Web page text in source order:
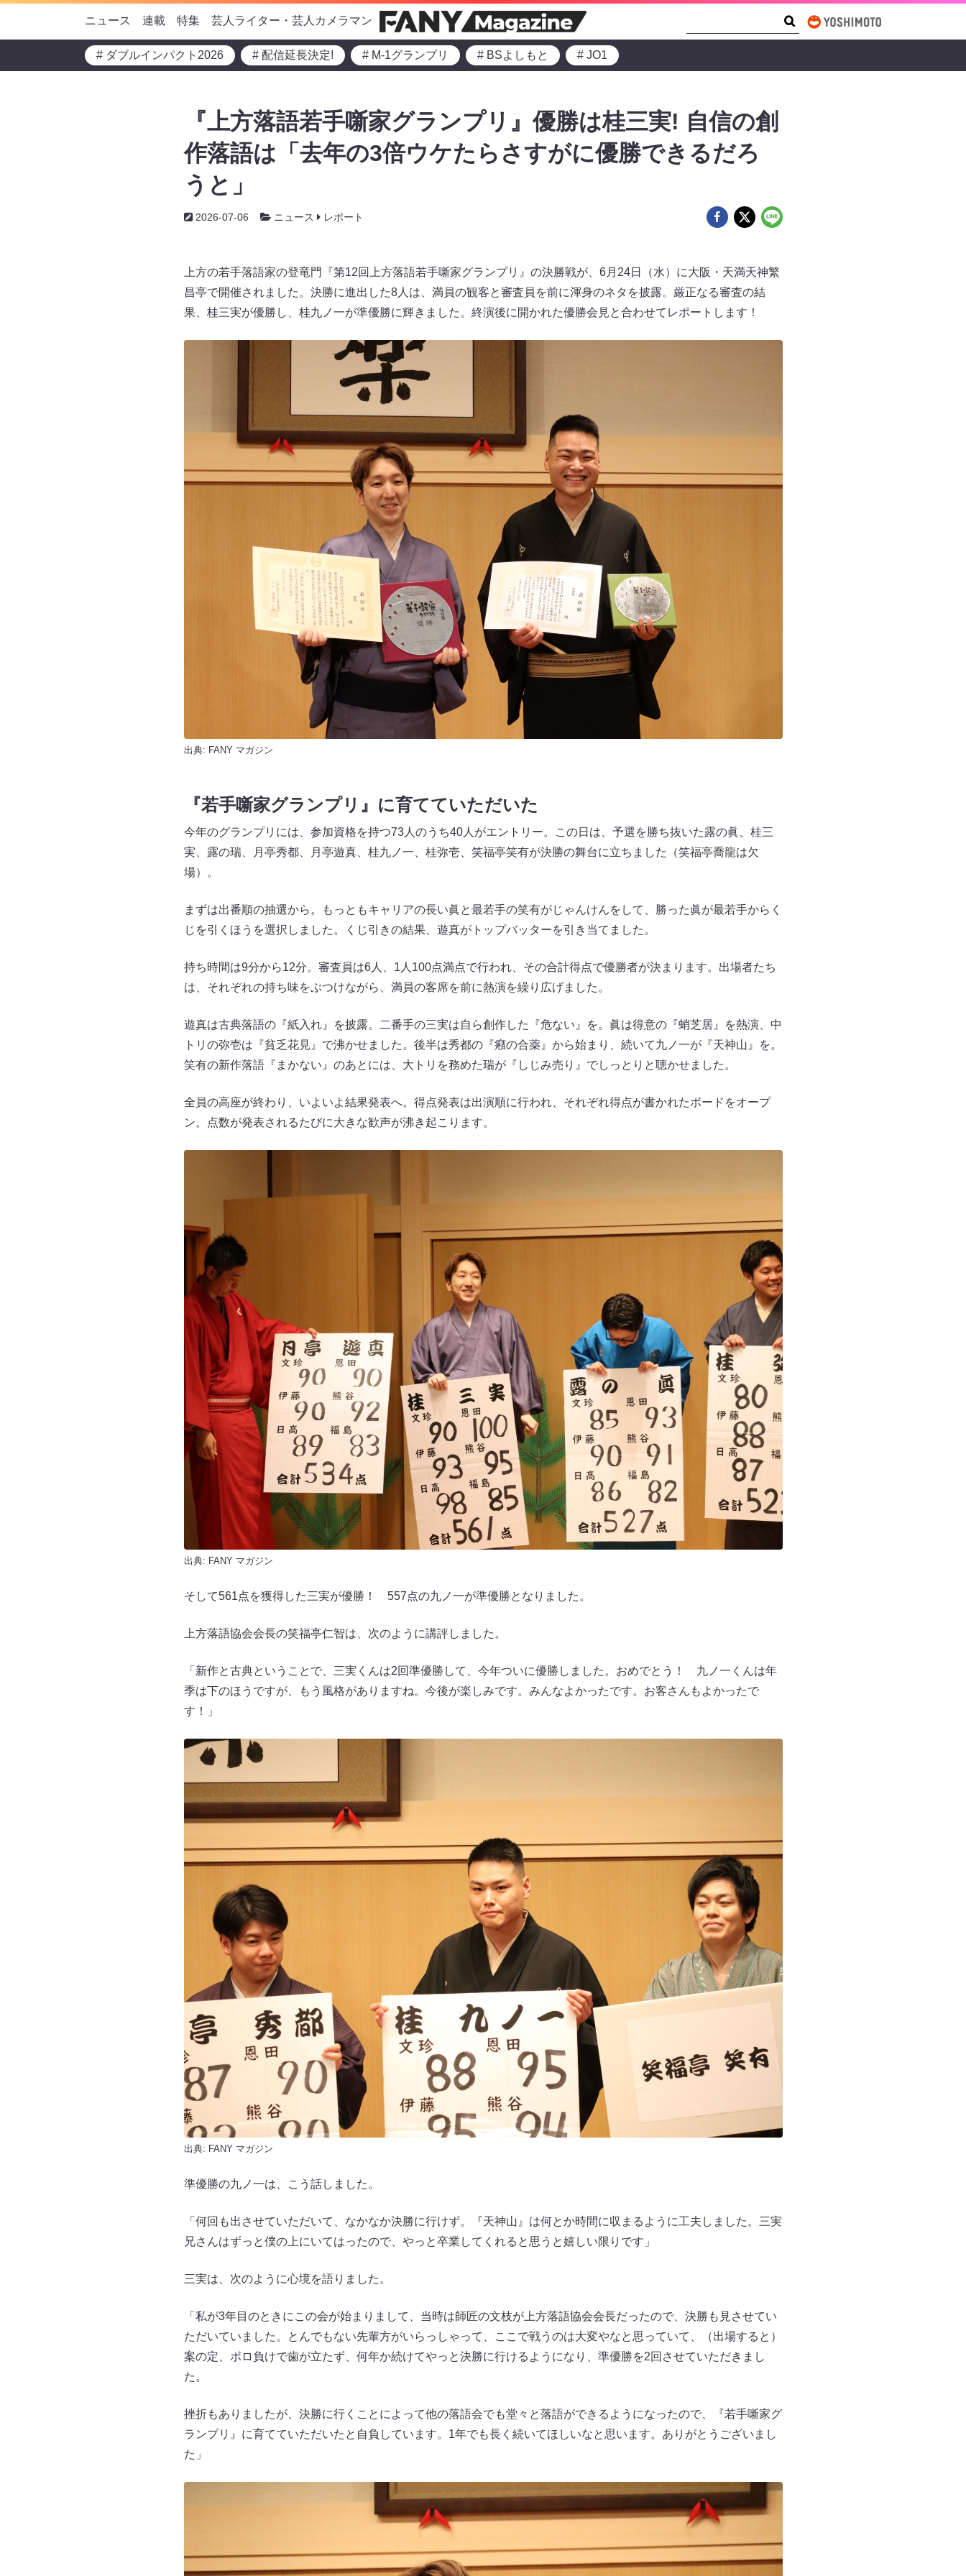
ニュース 連載 特集 芸人ライター・芸人カメラマン
# ダブルインパクト2026 # 配信延長決定! # M-1グランプリ # BSよしもと # JO1
『上方落語若手噺家グランプリ』優勝は桂三実! 自信の創
作落語は「去年の3倍ウケたらさすがに優勝できるだろ
うと」
2026-07-06 ニュース レポート
上方の若手落語家の登竜門『第12回上方落語若手噺家グランプリ』の決勝戦が、6月24日（水）に大阪・天満天神繁
昌亭で開催されました。決勝に進出した8人は、満員の観客と審査員を前に渾身のネタを披露。厳正なる審査の結
果、桂三実が優勝し、桂九ノ一が準優勝に輝きました。終演後に開かれた優勝会見と合わせてレポートします！
出典: FANY マガジン
『若手噺家グランプリ』に育てていただいた
今年のグランプリには、参加資格を持つ73人のうち40人がエントリー。この日は、予選を勝ち抜いた露の眞、桂三
実、露の瑞、月亭秀都、月亭遊真、桂九ノ一、桂弥壱、笑福亭笑有が決勝の舞台に立ちました（笑福亭喬龍は欠
場）。
まずは出番順の抽選から。もっともキャリアの長い眞と最若手の笑有がじゃんけんをして、勝った眞が最若手からく
じを引くほうを選択しました。くじ引きの結果、遊真がトップバッターを引き当てました。
持ち時間は9分から12分。審査員は6人、1人100点満点で行われ、その合計得点で優勝者が決まります。出場者たち
は、それぞれの持ち味をぶつけながら、満員の客席を前に熱演を繰り広げました。
遊真は古典落語の『紙入れ』を披露。二番手の三実は自ら創作した『危ない』を。眞は得意の『蛸芝居』を熱演、中
トリの弥壱は『貧乏花見』で沸かせました。後半は秀都の『癪の合薬』から始まり、続いて九ノ一が『天神山』を。
笑有の新作落語『まかない』のあとには、大トリを務めた瑞が『しじみ売り』でしっとりと聴かせました。
全員の高座が終わり、いよいよ結果発表へ。得点発表は出演順に行われ、それぞれ得点が書かれたボードをオープ
ン。点数が発表されるたびに大きな歓声が沸き起こります。
出典: FANY マガジン
そして561点を獲得した三実が優勝！ 557点の九ノ一が準優勝となりました。
上方落語協会会長の笑福亭仁智は、次のように講評しました。
「新作と古典ということで、三実くんは2回準優勝して、今年ついに優勝しました。おめでとう！ 九ノ一くんは年
季は下のほうですが、もう風格がありますね。今後が楽しみです。みんなよかったです。お客さんもよかったで
す！」
出典: FANY マガジン
準優勝の九ノ一は、こう話しました。
「何回も出させていただいて、なかなか決勝に行けず。『天神山』は何とか時間に収まるように工夫しました。三実
兄さんはずっと僕の上にいてはったので、やっと卒業してくれると思うと嬉しい限りです」
三実は、次のように心境を語りました。
「私が3年目のときにこの会が始まりまして、当時は師匠の文枝が上方落語協会会長だったので、決勝も見させてい
ただいていました。とんでもない先輩方がいらっしゃって、ここで戦うのは大変やなと思っていて、（出場すると）
案の定、ボロ負けで歯が立たず、何年か続けてやっと決勝に行けるようになり、準優勝を2回させていただきまし
た。
挫折もありましたが、決勝に行くことによって他の落語会でも堂々と落語ができるようになったので、『若手噺家グ
ランプリ』に育てていただいたと自負しています。1年でも長く続いてほしいなと思います。ありがとうございまし
た」